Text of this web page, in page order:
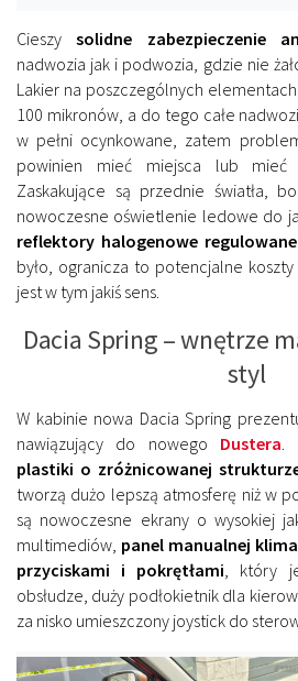
Cieszysolidne zabezpieczenie
nadwozia jak i podwozia, gdzie nie
Lakier na poszczególnych
100 mikronów, a do tego całe
w pełni ocynkowane, zatem
powinien mieć miejsca lub mieć
Zaskakujące są przednie światła,
nowoczesne oświetlenie ledowe do
reflektory halogenowe
było, ogranicza to potencjalne
jest w tym jakiś sens.
Dacia Spring – wnętrze
styl
W kabinie nowa Dacia Spring
nawiązujący do nowego Dustera
plastiki o zróżnicowanej
tworzą dużo lepszą atmosferę niż w
są nowoczesne ekrany o wysokiej
multimediów, panel manualnej
przyciskami i pokrętłami , który
obsłudze, duży podłokietnik dla
za nisko umieszczony joystick do